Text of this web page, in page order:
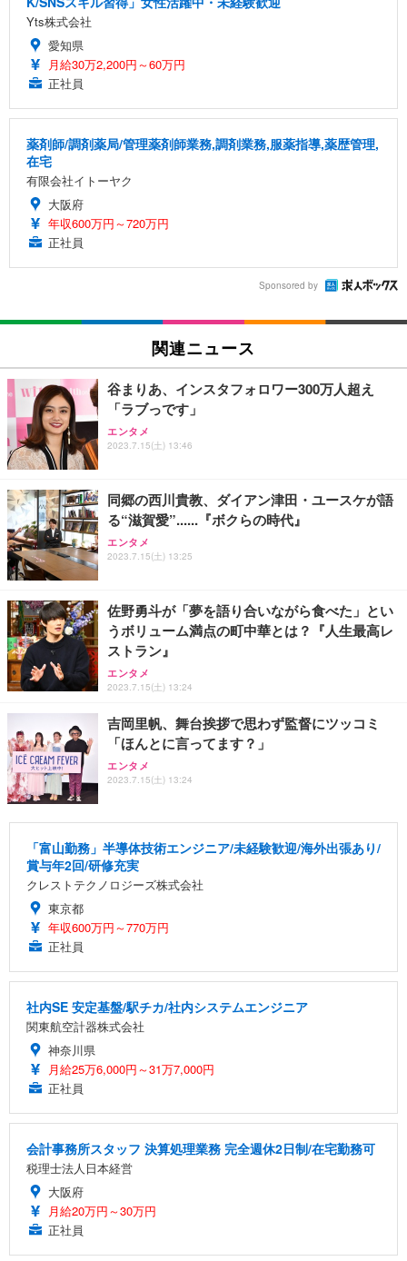
Yts株式会社
愛知県
月給30万2,200円～60万円
正社員
薬剤師/調剤薬局/管理薬剤師業務,調剤業務,服薬指導,薬歴管理,
在宅
有限会社イトーヤク
大阪府
年収600万円～720万円
正社員
Sponsored by
関連ニュース
谷まりあ、インスタフォロワー300万人超え
「ラブっです」
エンタメ
2023.7.15(土) 13:46
同郷の西川貴教、ダイアン津田・ユースケが語
る“滋賀愛”......『ボクらの時代』
エンタメ
2023.7.15(土) 13:25
佐野勇斗が「夢を語り合いながら食べた」とい
うボリューム満点の町中華とは？『人生最高レ
ストラン』
エンタメ
2023.7.15(土) 13:24
吉岡里帆、舞台挨拶で思わず監督にツッコミ
「ほんとに言ってます？」
エンタメ
2023.7.15(土) 13:24
「富山勤務」半導体技術エンジニア/未経験歓迎/海外出張あり/
賞与年2回/研修充実
クレストテクノロジーズ株式会社
東京都
年収600万円～770万円
正社員
社内SE 安定基盤/駅チカ/社内システムエンジニア
関東航空計器株式会社
神奈川県
月給25万6,000円～31万7,000円
正社員
会計事務所スタッフ 決算処理業務 完全週休2日制/在宅勤務可
税理士法人日本経営
大阪府
月給20万円～30万円
正社員